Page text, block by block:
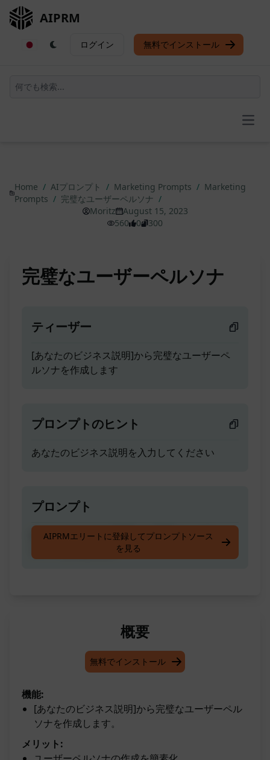
AIPRM
ログイン 無料でインストール
Home / AIプロンプト / Marketing Prompts / Marketing
Prompts / 完璧なユーザーペルソナ /
Moritz
August 15, 2023
560
0 300
完璧なユーザーペルソナ
ティーザー
[あなたのビジネス説明]から完璧なユーザーペ
ルソナを作成します
プロンプトのヒント
あなたのビジネス説明を入力してください
プロンプト
[あなたのビジネス説明]から完璧なユーザーペ
ルソナを作成します
AIPRMエリートに登録してプロンプトソース
を見る
概要
無料でインストール
機能:
[あなたのビジネス説明]から完璧なユーザーペル
ソナを作成します。
メリット: